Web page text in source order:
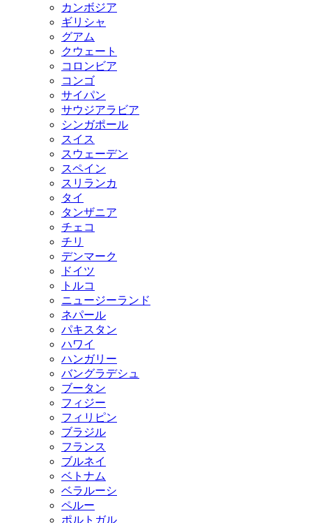
カンボジア
ギリシャ
グアム
クウェート
コロンビア
コンゴ
サイパン
サウジアラビア
シンガポール
スイス
スウェーデン
スペイン
スリランカ
タイ
タンザニア
チェコ
チリ
デンマーク
ドイツ
トルコ
ニュージーランド
ネパール
パキスタン
ハワイ
ハンガリー
バングラデシュ
ブータン
フィジー
フィリピン
ブラジル
フランス
ブルネイ
ベトナム
ベラルーシ
ペルー
ポルトガル